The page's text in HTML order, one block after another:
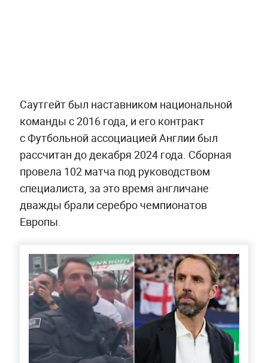
Саутгейт был наставником национальной
команды с 2016 года, и его контракт
с Футбольной ассоциацией Англии был
рассчитан до декабря 2024 года. Сборная
провела 102 матча под руководством
специалиста, за это время англичане
дважды брали серебро чемпионатов
Европы.